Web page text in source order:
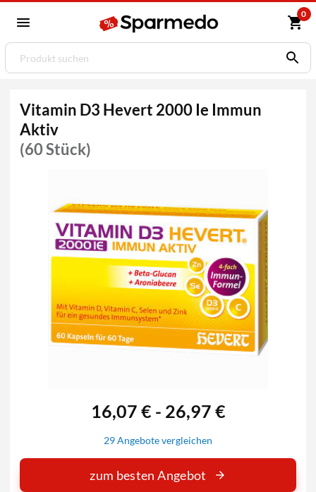
0
Vitamin D3 Hevert 2000 Ie Immun
Aktiv
(60 Stück)
16,07 € - 26,97 €
29 Angebote vergleichen
zum besten Angebot